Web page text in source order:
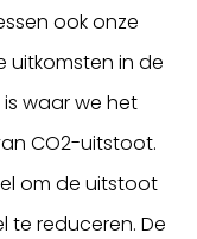
ook onze
uitkomsten in de
waar we het
CO2-uitstoot.
om de uitstoot
te reduceren. De